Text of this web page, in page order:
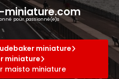
-miniature.com
pour passionné(e)s
miniature
miniature
maisto miniature